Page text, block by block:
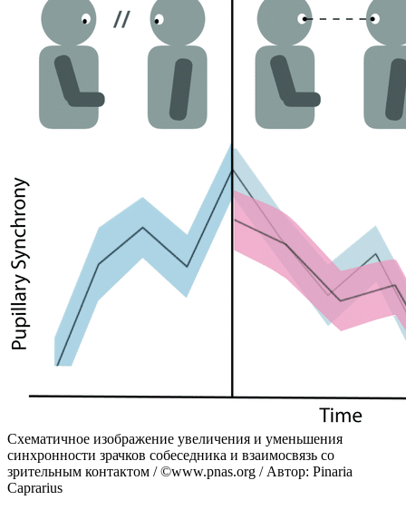
Схематичное изображение увеличения и уменьшения
синхронности зрачков собеседника и взаимосвязь со
зрительным контактом / ©www.pnas.org / Автор: Pinaria
Caprarius